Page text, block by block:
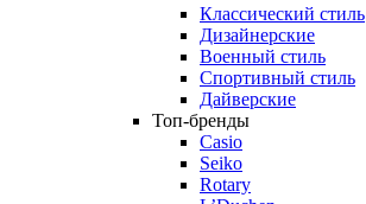
Классический стиль
Дизайнерские
Военный стиль
Спортивный стиль
Дайверские
Топ-бренды
Casio
Seiko
Rotary